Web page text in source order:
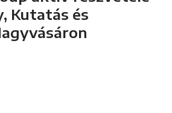
Kutatás és